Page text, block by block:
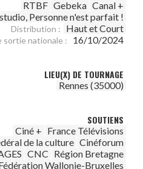
RTBF Gebeka Canal +
Personne n'est parfait !
Distribution : Haut et Court
sortie nationale : 16/10/2024
LIEU(X) DE TOURNAGE
Rennes (35000)
SOUTIENS
Ciné + France Télévisions
de la culture Cinéforum
CNC Région Bretagne
Wallonie-Bruxelles